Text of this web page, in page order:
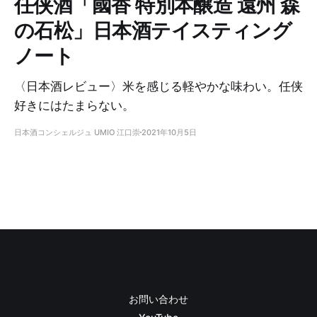
の石松」日本酒テイスティング
ノート
〈日本酒レビュー〉米を感じる軽やかな味わい。任侠
好きにはたまらない。
日本酒コンシェルジュ UMIO 江口崇 2021年10月5日
お問い合わせ